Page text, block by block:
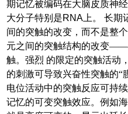
期记忆被编码在大脑皮质神
大分子特别是RNA 上。 长
间的突触的改变，而不是整
元之间的突触结构的改变
触。强烈 的限定的突触活动
的刺激可导致兴奋性突触的“
电位活动中的突触反应可持
记忆的可变突触效应。例如